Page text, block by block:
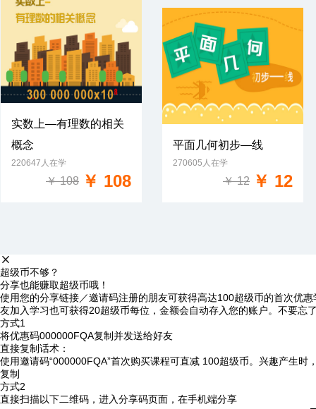
实数上—有理数的相关
概念
220647人在学
￥ 108 ￥ 108
免费试学
平面几何初步—线
270605人在学
￥ 12 ￥ 12
超级币不够？
分享也能赚取超级币哦！
使用您的分享链接／邀请码注册的朋友可获得高达100超级币的首次优
友加入学习也可获得20超级币每位，金额会自动存入您的账户。不要忘
方式1
将优惠码000000FQA复制并发送给好友
直接复制话术：
使用邀请码“000000FQA”首次购买课程可直减 100超级币。兴趣产生时
复制
方式2
直接扫描以下二维码，进入分享码页面，在手机端分享